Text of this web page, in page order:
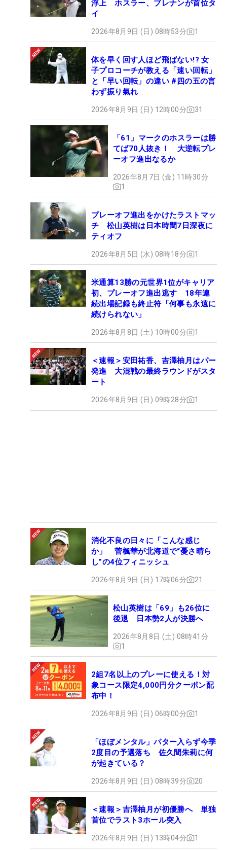
浮上 ホスラー、ブレナンが首位タ
イ
2026年8月9日 (日) 08時53分 1
体を早く回す人ほど飛ばない!? 女
子プロコーチが教える「速い回転」
と「早い回転」の違い #四の五の言
わず振り氣れ
2026年8月9日 (日) 12時00分 31
「61」マークのホスラーは勝
てば70人抜き！ 大逆転プレ
ーオフ進出なるか
2026年8月7日 (金) 11時30分
1
プレーオフ進出をかけたラストマッ
チ 松山英樹は日本時間7日深夜に
ティオフ
2026年8月5日 (水) 08時18分 1
米通算13勝の元世界1位がキャリア
初、プレーオフ進出逃す 18年連
続出場記録も終止符「何事も永遠に
続けられない」
2026年8月8日 (土) 10時00分 1
＜速報＞安田祐香、吉澤柚月はパー
発進 大混戦の最終ラウンドがスタ
ート
2026年8月9日 (日) 09時28分 1
消化不良の日々に「こんな感じ
か」 菅楓華が北海道で“憂さ晴ら
し”の4位フィニッシュ
2026年8月9日 (日) 17時06分 21
松山英樹は「69」も26位に
後退 日本勢2人が決勝へ
2026年8月8日 (土) 08時41分
1
2組7名以上のプレーに使える！対
象コース限定4,000円分クーポン配
布中！
2026年8月9日 (日) 06時00分 1
「ほぼメンタル」パター入らず今季
2度目の予選落ち 佐久間朱莉に何
が起きている？
2026年8月9日 (日) 08時39分 20
＜速報＞吉澤柚月が初優勝へ 単独
首位でラスト3ホール突入
2026年8月9日 (日) 13時04分 1